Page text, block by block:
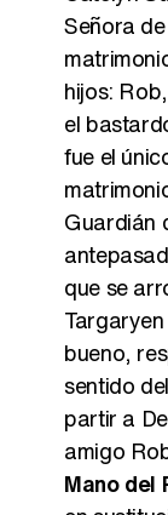
Señora
hijos:
el
fue el
Guardián
que se
bueno,
sentido
partir a
amigo
Mano del